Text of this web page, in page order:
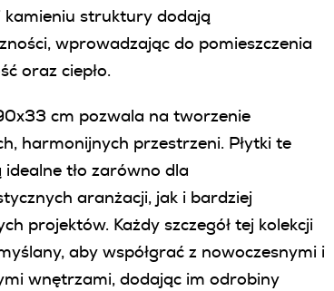
kamieniu struktury dodają
wprowadzając do pomieszczenia
oraz ciepło.
cm pozwala na tworzenie
harmonijnych przestrzeni. Płytki te
tło zarówno dla
aranżacji, jak i bardziej
projektów. Każdy szczegół tej kolekcji
aby współgrać z nowoczesnymi i
wnętrzami, dodając im odrobiny